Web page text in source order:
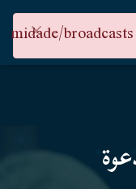
midade/
×